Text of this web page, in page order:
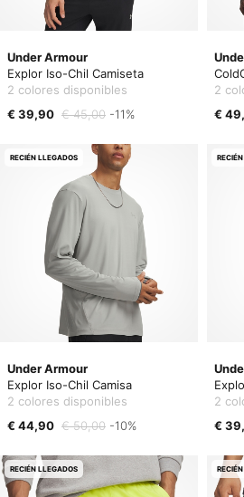
Under Armour
Explor Iso-Chil Camiseta
2 colores disponibles
€ 39,90 € 45,00 -11%
2
€
Under Armour
Explor Iso-Chil Camisa
2 colores disponibles
€ 44,90 € 50,00 -10%
RECIÉN LLEGADOS
2
€
RECIÉN LLEGADOS